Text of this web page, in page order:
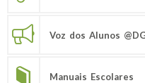
Voz dos Alunos
Manuais Escolares